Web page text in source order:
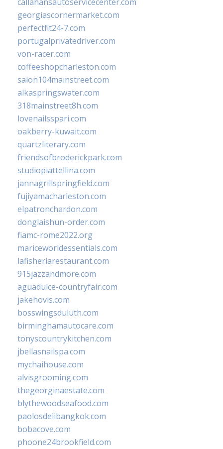
georgiascornermarket.com
perfectfit24-7.com
portugalprivatedriver.com
von-racer.com
coffeeshopcharleston.com
salon104mainstreet.com
alkaspringswater.com
318mainstreet8h.com
lovenailsspari.com
oakberry-kuwait.com
quartzliterary.com
friendsofbroderickpark.com
studiopiattellina.com
jannagrillspringfield.com
fujiyamacharleston.com
elpatronchardon.com
donglaishun-order.com
fiamc-rome2022.org
mariceworldessentials.com
lafisheriarestaurant.com
915jazzandmore.com
aguadulce-countryfair.com
jakehovis.com
bosswingsduluth.com
birminghamautocare.com
tonyscountrykitchen.com
jbellasnailspa.com
mychaihouse.com
alvisgrooming.com
thegeorginaestate.com
blythewoodseafood.com
paolosdelibangkok.com
bobacove.com
phoone24brookfield.com